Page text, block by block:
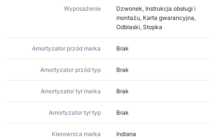
Wyposażenie
Dzwonek, Instrukcja obsługi i
montażu, Karta gwarancyjna,
Odblaski, Stopka
Amortyzator przód marka Brak
Amortyzator przód typ Brak
Amortyzator tył marka Brak
Amortyzator tył typ Brak
Kierownica marka Indiana